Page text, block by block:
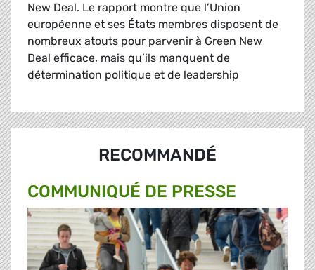
New Deal. Le rapport montre que l’Union
européenne et ses États membres disposent de
nombreux atouts pour parvenir à Green New
Deal efficace, mais qu’ils manquent de
détermination politique et de leadership
RECOMMANDÉ
COMMUNIQUÉ DE PRESSE